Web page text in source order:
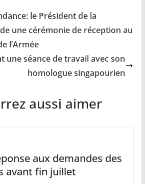
le Président de la
une cérémonie de réception au
l’Armée
une séance de travail avec son
homologue singapourien
aussi aimer
aux demandes des
avant fin juillet